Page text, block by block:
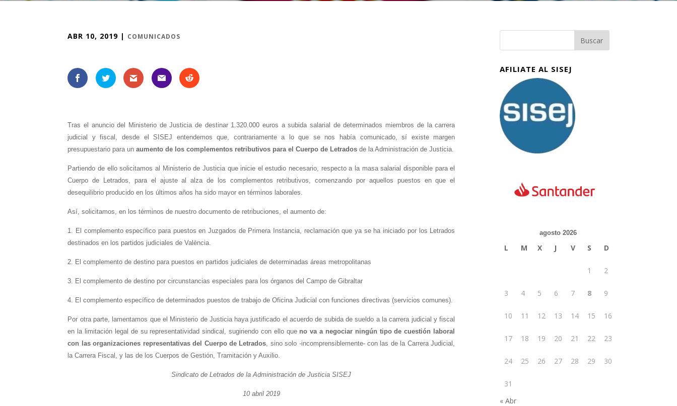
ABR 10, 2019 | COMUNICADOS
Tras el anuncio del Ministerio de Justicia de destinar 1.320.000 euros a subida salarial de determinados miembros de la carrera
judicial y fiscal, desde el SISEJ entendemos que, contrariamente a lo que se nos había comunicado, sí existe margen
presupuestario para unaumento de los complementos retributivos para el Cuerpo de Letrados de la Administración de Justicia.
Partiendo de ello solicitamos al Ministerio de Justicia que inicie el estudio necesario, respecto a la masa salarial disponible para el
Cuerpo de Letrados, para el ajuste al alza de los complementos retributivos, comenzando por aquellos puestos en que el
desequilibrio producido en los últimos años ha sido mayor en términos laborales.
Así, solicitamos, en los términos de nuestro documento de retribuciones, el aumento de:
1. El complemento específico para puestos en Juzgados de Primera Instancia, reclamación que ya se ha iniciado por los Letrados
destinados en los partidos judiciales de València.
2. El complemento de destino para puestos en partidos judiciales de determinadas áreas metropolitanas
3. El complemento de destino por circunstancias especiales para los órganos del Campo de Gibraltar
4. El complemento específico de determinados puestos de trabajo de Oficina Judicial con funciones directivas (servicios comunes).
Por otra parte, lamentamos que el Ministerio de Justicia haya justificado el acuerdo de subida de sueldo a la carrera judicial y fiscal
en la limitación legal de su representatividad sindical, sugiriendo con ello que no va a negociar ningún tipo de cuestión laboral
con las organizaciones representativas del Cuerpo de Letrados, sino solo -incomprensiblemente- con las de la Carrera Judicial,
la Carrera Fiscal, y las de los Cuerpos de Gestión, Tramitación y Auxilio.
Sindicato de Letrados de la Administración de Justicia SISEJ
10 abril 2019
AFILIATE AL SISEJ
agosto 2026
L M X J V S D
1 2
3 4 5 6 7 8 9
10 11 12 13 14 15 16
17 18 19 20 21 22 23
24 25 26 27 28 29 30
31
« Abr